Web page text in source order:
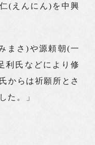
(えんにん)を中興
まさ)や源頼朝(一
利氏などにより修
からは祈願所とさ
た。」